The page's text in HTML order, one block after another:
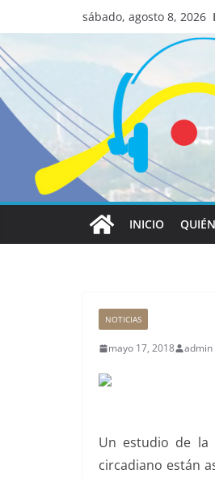
sábado, agosto 8, 2026
INICIO
NOTICIAS
mayo 17, 2018 admin
Un estudio de la
circadiano están